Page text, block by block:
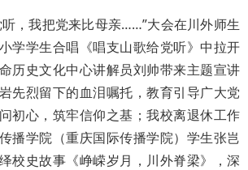
，我把党来比母亲……”大会在川外师生
学学生合唱《唱支山歌给党听》中拉开
历史文化中心讲解员刘帅带来主题宣讲
先烈留下的血泪嘱托，教育引导广大党
初心，筑牢信仰之基；我校离退休工作
播学院（重庆国际传播学院）学生张岂
校史故事《峥嵘岁月，川外脊梁》，深